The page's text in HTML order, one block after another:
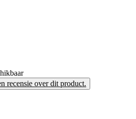
recensie over dit product.